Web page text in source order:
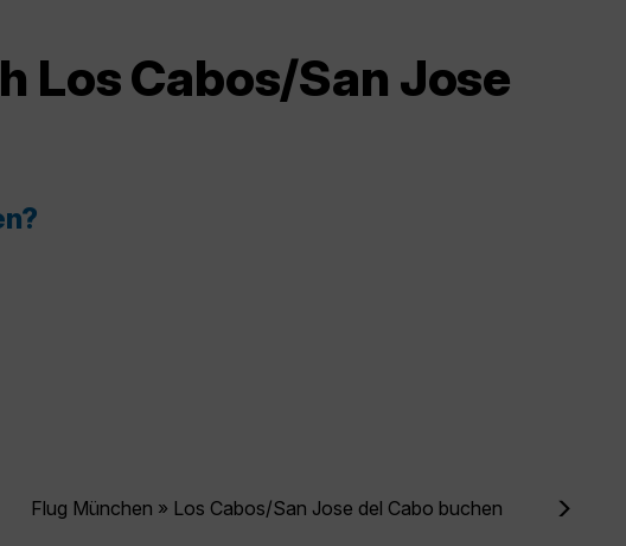
Los Cabos/San Jose
Flug München » Los Cabos/San Jose del Cabo buchen